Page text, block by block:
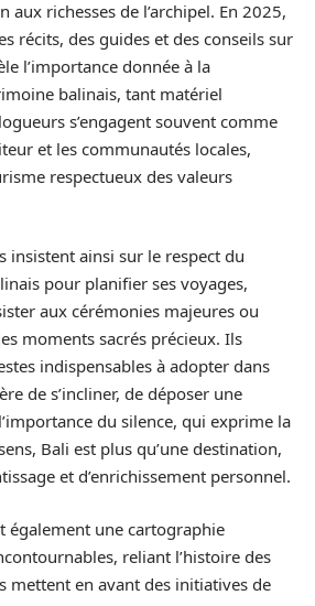
aux richesses de l’archipel. En 2025,
récits, des guides et des conseils sur
l’importance donnée à la
balinais, tant matériel
s’engagent souvent comme
et les communautés locales,
respectueux des valeurs
insistent ainsi sur le respect du
pour planifier ses voyages,
aux cérémonies majeures ou
moments sacrés précieux. Ils
indispensables à adopter dans
de s’incliner, de déposer une
du silence, qui exprime la
Bali est plus qu’une destination,
et d’enrichissement personnel.
également une cartographie
reliant l’histoire des
mettent en avant des initiatives de